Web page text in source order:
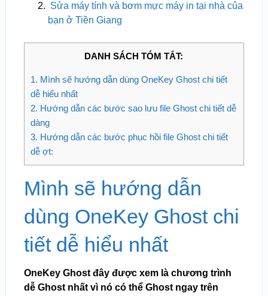
Sửa máy tính và bơm mực máy in tại nhà của
bạn ở Tiền Giang
DANH SÁCH TÓM TẮT:
1. Mình sẽ hướng dẫn dùng OneKey Ghost chi tiết
dễ hiểu nhất
2. Hướng dẫn các bước sao lưu file Ghost chi tiết dễ
dàng
3. Hướng dẫn các bước phục hồi file Ghost chi tiết
dễ ợt:
Mình sẽ hướng dẫn
dùng OneKey Ghost chi
tiết dễ hiểu nhất
OneKey Ghost đây được xem là chương trình
dễ Ghost nhất vì nó có thể Ghost ngay trên